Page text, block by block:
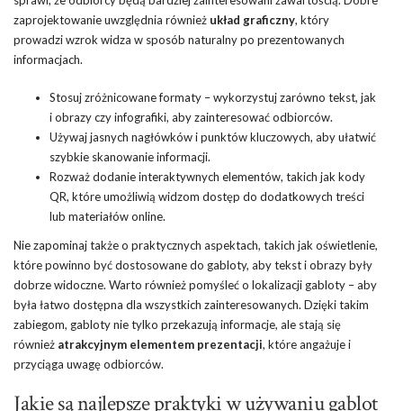
zaprojektowanie uwzględnia również układ graficzny, który
prowadzi wzrok widza w sposób naturalny po prezentowanych
informacjach.
Stosuj zróżnicowane formaty – wykorzystuj zarówno tekst, jak
i obrazy czy infografiki, aby zainteresować odbiorców.
Używaj jasnych nagłówków i punktów kluczowych, aby ułatwić
szybkie skanowanie informacji.
Rozważ dodanie interaktywnych elementów, takich jak kody
QR, które umożliwią widzom dostęp do dodatkowych treści
lub materiałów online.
Nie zapominaj także o praktycznych aspektach, takich jak oświetlenie,
które powinno być dostosowane do gabloty, aby tekst i obrazy były
dobrze widoczne. Warto również pomyśleć o lokalizacji gabloty – aby
była łatwo dostępna dla wszystkich zainteresowanych. Dzięki takim
zabiegom, gabloty nie tylko przekazują informacje, ale stają się
również atrakcyjnym elementem prezentacji, które angażuje i
przyciąga uwagę odbiorców.
Jakie są najlepsze praktyki w używaniu gablot